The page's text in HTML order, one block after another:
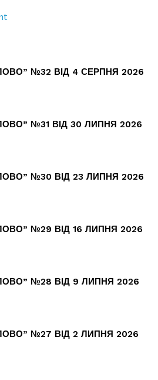
№32 ВІД 4 СЕРПНЯ 2026
№31 ВІД 30 ЛИПНЯ 2026
№30 ВІД 23 ЛИПНЯ 2026
№29 ВІД 16 ЛИПНЯ 2026
№28 ВІД 9 ЛИПНЯ 2026
№27 ВІД 2 ЛИПНЯ 2026